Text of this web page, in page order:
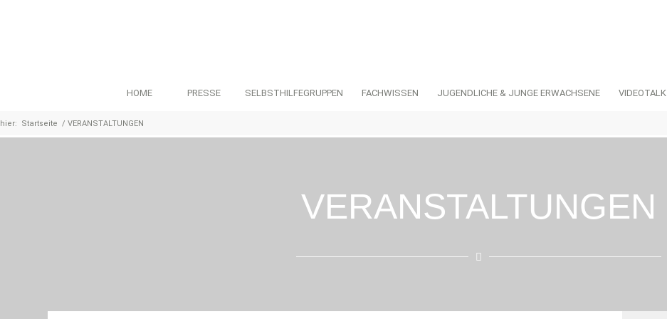
HOME PRESSE SELBSTHILFEGRUPPEN FACHWISSEN JUGENDLICHE & JUNGE ERWACHSENE VIDEOTALK
Startseite / VERANSTALTUNGEN
VERANSTALTUNGEN